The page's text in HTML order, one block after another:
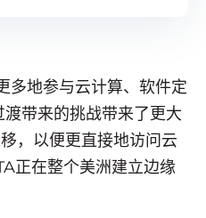
多地参与云计算、软件定
带来的挑战带来了更大
，以便更直接地访问云
正在整个美洲建立边缘